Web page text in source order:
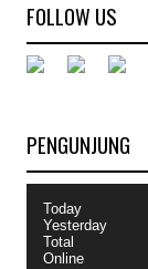
FOLLOW US
PENGUNJUNG
Today
Yesterday
Total
Online